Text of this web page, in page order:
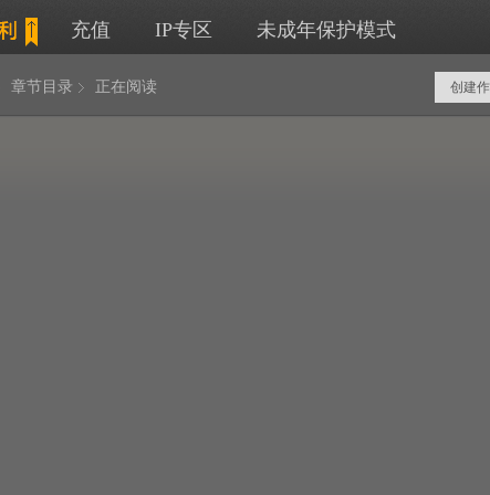
充值 IP专区 未成年保护模式
章节目录 正在阅读 创建